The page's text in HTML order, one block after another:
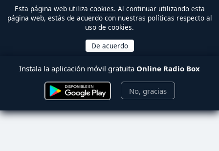
Esta página web utiliza cookies. Al continuar utilizando esta
página web, estás de acuerdo con nuestras políticas respecto al
uso de cookies.
Instala la aplicación móvil gratuita Online Radio Box
No, gracias